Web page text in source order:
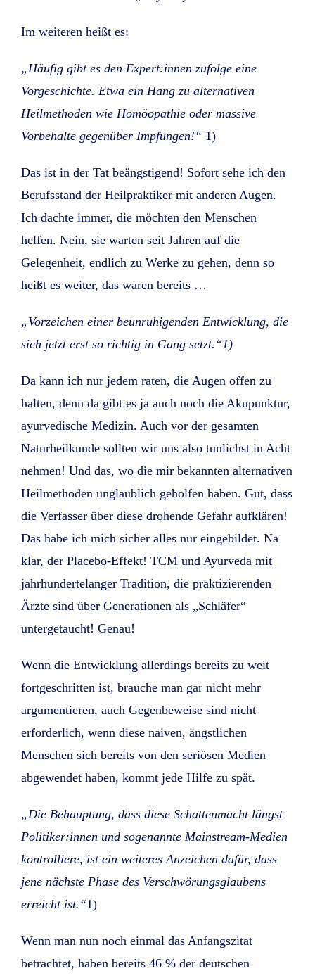
Im weiteren heißt es:
„Häufig gibt es den Expert:innen zufolge eine
Vorgeschichte. Etwa ein Hang zu alternativen
Heilmethoden wie Homöopathie oder massive
Vorbehalte gegenüber Impfungen!“ 1)
Das ist in der Tat beängstigend! Sofort sehe ich den
Berufsstand der Heilpraktiker mit anderen Augen.
Ich dachte immer, die möchten den Menschen
helfen. Nein, sie warten seit Jahren auf die
Gelegenheit, endlich zu Werke zu gehen, denn so
heißt es weiter, das waren bereits …
„Vorzeichen einer beunruhigenden Entwicklung, die
sich jetzt erst so richtig in Gang setzt.“1)
Da kann ich nur jedem raten, die Augen offen zu
halten, denn da gibt es ja auch noch die Akupunktur,
ayurvedische Medizin. Auch vor der gesamten
Naturheilkunde sollten wir uns also tunlichst in Acht
nehmen! Und das, wo die mir bekannten alternativen
Heilmethoden unglaublich geholfen haben. Gut, dass
die Verfasser über diese drohende Gefahr aufklären!
Das habe ich mich sicher alles nur eingebildet. Na
klar, der Placebo-Effekt! TCM und Ayurveda mit
jahrhundertelanger Tradition, die praktizierenden
Ärzte sind über Generationen als „Schläfer“
untergetaucht! Genau!
Wenn die Entwicklung allerdings bereits zu weit
fortgeschritten ist, brauche man gar nicht mehr
argumentieren, auch Gegenbeweise sind nicht
erforderlich, wenn diese naiven, ängstlichen
Menschen sich bereits von den seriösen Medien
abgewendet haben, kommt jede Hilfe zu spät.
„Die Behauptung, dass diese Schattenmacht längst
Politiker:innen und sogenannte Mainstream-Medien
kontrolliere, ist ein weiteres Anzeichen dafür, dass
jene nächste Phase des Verschwörungsglaubens
erreicht ist.“1)
Wenn man nun noch einmal das Anfangszitat
betrachtet, haben bereits 46 % der deutschen